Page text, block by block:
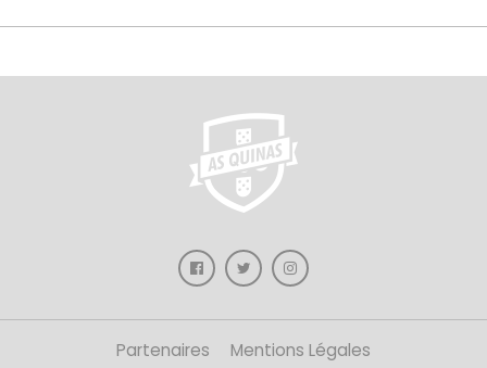
Partenaires
Mentions Légales